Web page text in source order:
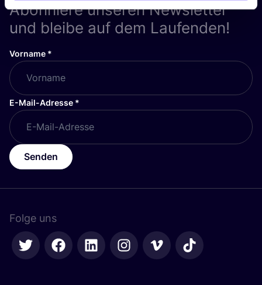
Abonniere unseren Newsletter
und bleibe auf dem Laufenden!
Vorname *
E-Mail-Adresse *
Senden
Folge uns